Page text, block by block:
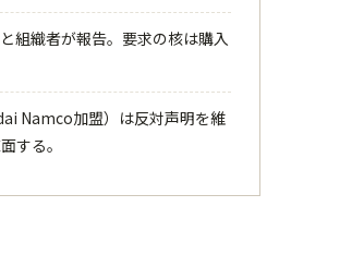
組織者が報告。要求の核は購入
Namco加盟）は反対声明を維
する。